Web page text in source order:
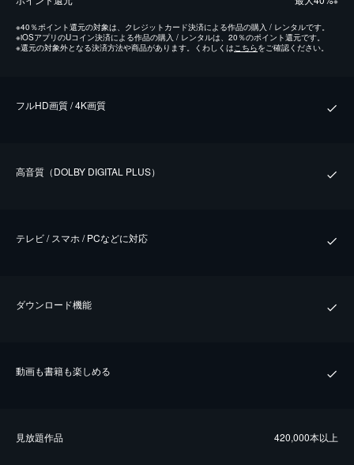
※40％ポイント還元の対象は、クレジットカード決済による作品の購入 / レンタルです。
※iOSアプリのUコイン決済による作品の購入 / レンタルは、20％のポイント還元です。
※還元の対象外となる決済方法や商品があります。くわしくはこちらをご確認ください。
フルHD画質 / 4K画質
⾼⾳質（DOLBY DIGITAL PLUS）
テレビ / スマホ / PCなどに対応
ダウンロード機能
動画も書籍も楽しめる
⾒放題作品 420,000本以上